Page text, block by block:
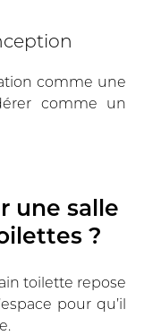
comme une
comme un
une salle
?
toilette repose
pour qu’il